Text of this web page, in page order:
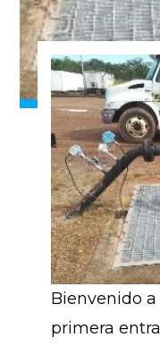
Bienvenido a
primera